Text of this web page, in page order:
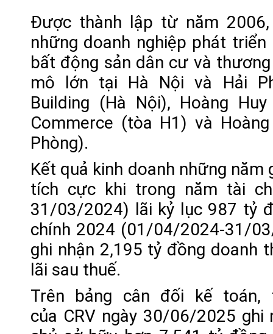
Được thành lập từ năm
những doanh nghiệp phát
bất động sản dân cư và
mô lớn tại Hà Nội và Hải
Building (Hà Nội), Hoàng
Commerce (tòa H1) và
Phòng).
Kết quả kinh doanh những năm
tích cực khi trong năm tài
31/03/2024) lãi kỷ lục 987 tỷ
chính 2024 (01/04/2024-31/
ghi nhận 2,195 tỷ đồng doanh
lãi sau thuế.
Trên bảng cân đối kế
của CRV ngày 30/06/2025 ghi